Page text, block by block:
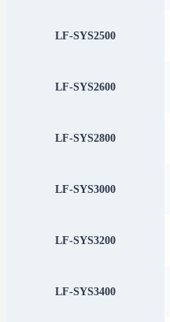
LF-SYS2500
LF-SYS2600
LF-SYS2800
LF-SYS3000
LF-SYS3200
LF-SYS3400